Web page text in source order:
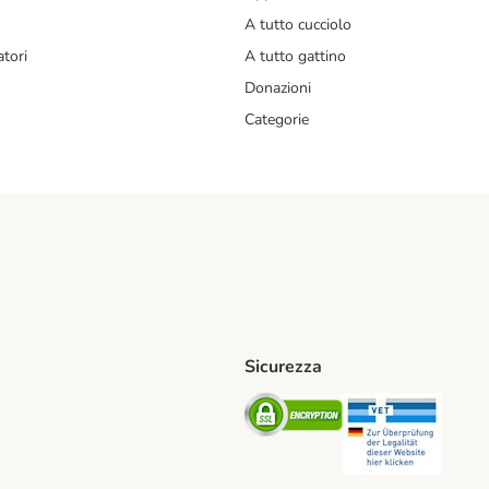
A tutto cucciolo
A tutto gattino
Donazioni
Categorie
Method
Shipping Method
Sicurezza
Security